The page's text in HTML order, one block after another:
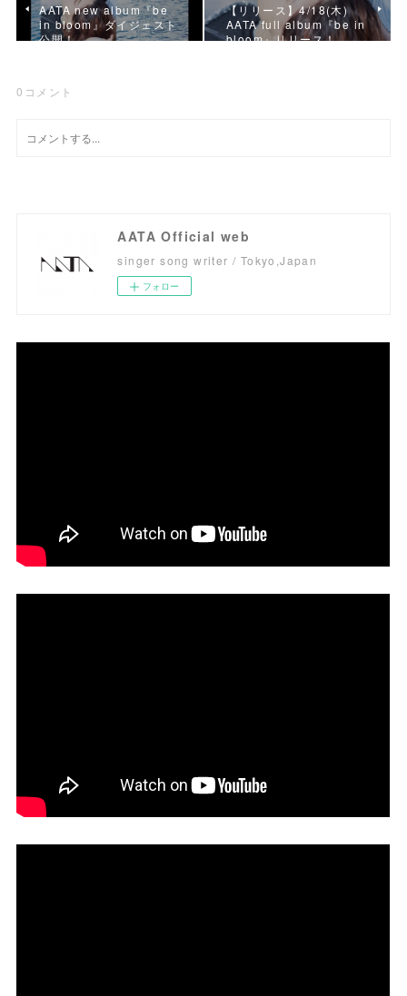
AATA new album『be
in bloom』ダイジェスト
公開！
【リリース】4/18(木)
AATA full album『be in
bloom』リリース！
0 コメント
AATA Official web
singer song writer / Tokyo,Japan
フォロー